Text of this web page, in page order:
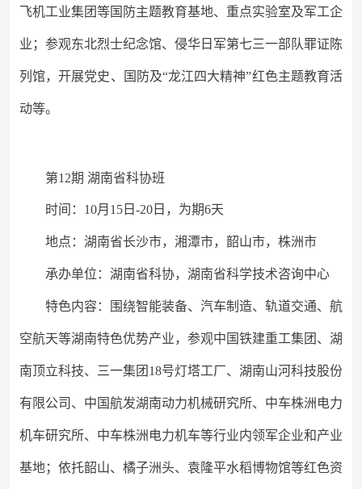
飞机工业集团等国防主题教育基地、重点实验室及军工企
业；参观东北烈士纪念馆、侵华日军第七三一部队罪证陈
列馆，开展党史、国防及“龙江四大精神”红色主题教育活
动等。
第12期 湖南省科协班
时间： 10月15日-20日，为期6天
地点：湖南省长沙市，湘潭市，韶山市，株洲市
承办单位：湖南省科协，湖南省科学技术咨询中心
特色内容：围绕智能装备、汽车制造、轨道交通、航
空航天等湖南特色优势产业，参观中国铁建重工集团、湖
南顶立科技、三一集团 18号灯塔工厂、湖南山河科技股份
有限公司、中国航发湖南动力机械研究所、中车株洲电力
机车研究所、中车株洲电力机车等行业内领军企业和产业
基地；依托韶山、橘子洲头、袁隆平水稻博物馆等红色资